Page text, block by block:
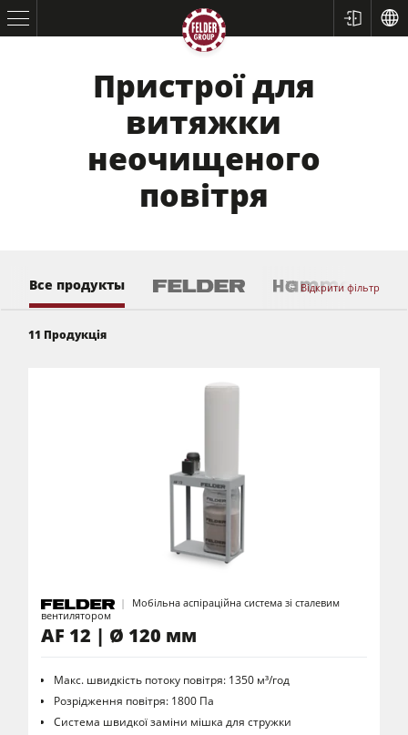
П'ятиопераційні комбіновані верстати
Обробчі центри з ЧПК
Крайколичкувальні верстати
Калібрувально-шліфувальні верстати
Брашування деревини
Стрічкопильні верстати
Свердлильні верстати
Промислові пильні центри
Пристрої для
витяжки
неочищеного
повітря
Відкрити фільтр
Все продукты
11 Продукція
Мобільна аспіраційна система зі сталевим
вентилятором
AF 12 | Ø 120 мм
Макс. швидкість потоку повітря: 1350 м³/год
Розрідження повітря: 1800 Па
Система швидкої заміни мішка для стружки